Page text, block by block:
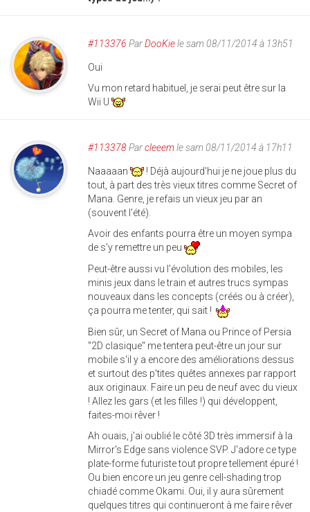
#113376 ParDooKiele sam 08/11/2014 à 13h51
Oui
Vu mon retard habituel, je serai peut être sur la
Wii U
#113378Parcleeemle sam 08/11/2014 à 17h11
Naaaaan
! Déjà aujourd'hui je ne joue plus du
tout, à part des très vieux titres comme Secret of
Mana. Genre, je refais un vieux jeu par an
(souvent l'été).
Avoir des enfants pourra être un moyen sympa
de s'y remettre un peu
Peut-être aussi vu l'évolution des mobiles, les
minis jeux dans le train et autres trucs sympas
nouveaux dans les concepts (créés ou à créer),
ça pourra me tenter, qui sait !
Bien sûr, un Secret of Mana ou Prince of Persia
"2D clasique" me tentera peut-être un jour sur
mobile s'il y a encore des améliorations dessus
et surtout des p'tites quêtes annexes par rapport
aux originaux. Faire un peu de neuf avec du vieux
! Allez les gars (et les filles !) qui développent,
faites-moi rêver !
Ah ouais, j'ai oublié le côté 3D très immersif à la
Mirror's Edge sans violence SVP. J'adore ce type
plate-forme futuriste tout propre tellement épuré !
Ou bien encore un jeu genre cell-shading trop
chiadé comme Okami. Oui, il y aura sûrement
quelques titres qui continueront à me faire rêver